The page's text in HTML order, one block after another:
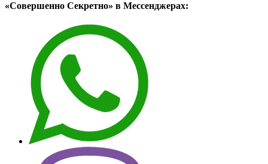
«Совершенно Секретно» в Мессенджерах: